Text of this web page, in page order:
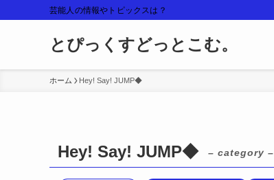
芸能人の情報やトピックスは？
とぴっくすどっとこむ。
ホーム Hey! Say! JUMP◆
Hey! Say! JUMP◆ – category –